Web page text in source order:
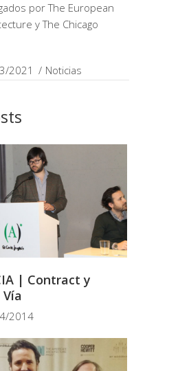
por The European
y The Chicago
2021 Noticias
| Contract y
2014